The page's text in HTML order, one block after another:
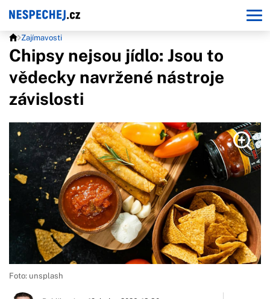
Zajímavosti
Chipsy nejsou jídlo: Jsou to
vědecky navržené nástroje
závislosti
Foto: unsplash